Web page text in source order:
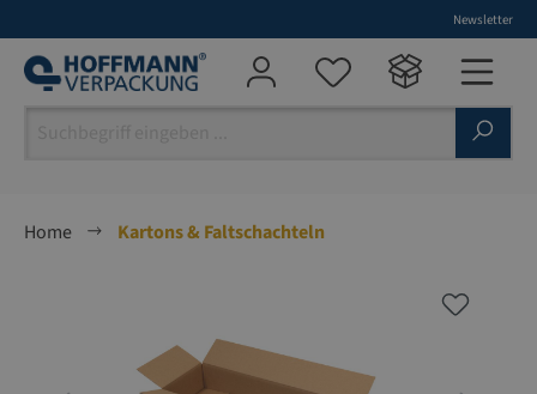
Newsletter
Home
Kartons & Faltschachteln